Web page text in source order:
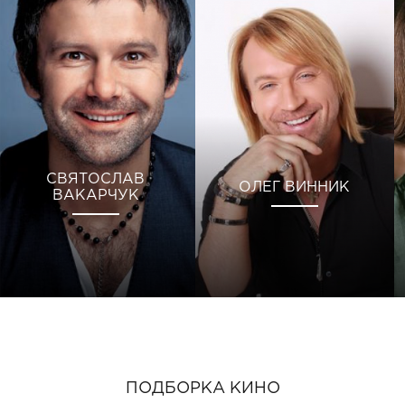
СВЯТОСЛАВ
ВАКАРЧУК
ОЛЕГ ВИННИК
ПОДБОРКА КИНО